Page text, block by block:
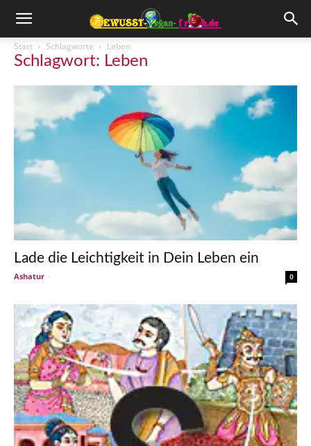
Start Schlagworte Leben
Schlagwort: Leben
Lade die Leichtigkeit in Dein Leben ein
Ashatur - 0